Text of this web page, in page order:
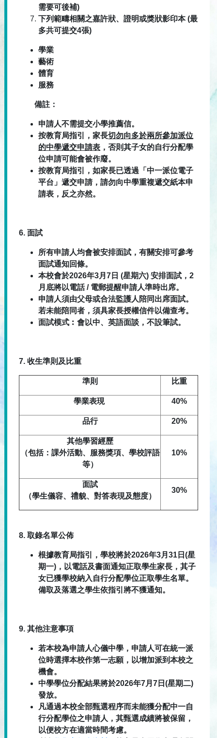
需要可後補)
下列範疇相關之嘉許狀、證明或獎狀影印本(最
多共可提交4張)
學業
藝術
體育
服務
備註：
申請人不需提交小學推薦信。
按教育局指引，家長切勿向多於兩所參加派位
的中學遞交申請表 ，否則其子女的自行分配學
位申請可能會被作廢。
按教育局指引，如家長已透過「中一派位電子
平台」遞交申請，請勿向中學重複遞交紙本申
請表，反之亦然。
6. 面試
所有申請人均會被安排面試，有關安排可參考
面試通知回條。
本校會於2026年3月7日 (星期六) 安排面試，2
月底將以電話 / 電郵提醒申請人準時出席。
申請人須由父母或合法監護人陪同出席面試。
若未能陪同者，須具家長授權信件以備查考。
面試模式︰會以中、英語面談，不設筆試。
7. 收生準則及比重
準則 比重
學業表現 40%
品行 20%
其他學習經歷
（包括：課外活動、服務獎項、學校評語
等）
10%
面試
（學生儀容、禮貌、對答表現及態度）
30%
8. 取錄名單公佈
根據教育局指引，學校將於2026年3月31日(星
期一)，以電話及書面通知正取學生家長，其子
女已獲學校納入自行分配學位正取學生名單。
備取及落選之學生依指引將不獲通知。
9. 其他注意事項
若本校為申請人心儀中學，申請人可在統一派
位時選擇本校作第一志願，以增加派到本校之
機會。
中學學位分配結果將於2026年7月7日(星期二)
發放。
凡通過本校全部甄選程序而未能獲分配中一自
行分配學位之申請人，其甄選成績將被保留，
以便校方在適當時間考慮。